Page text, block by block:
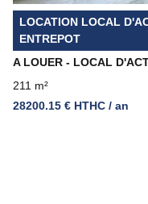
LOCATION LOCAL
ENTREPOT
A LOUER - LOCAL
211 m²
28200.15 € HTHC / an